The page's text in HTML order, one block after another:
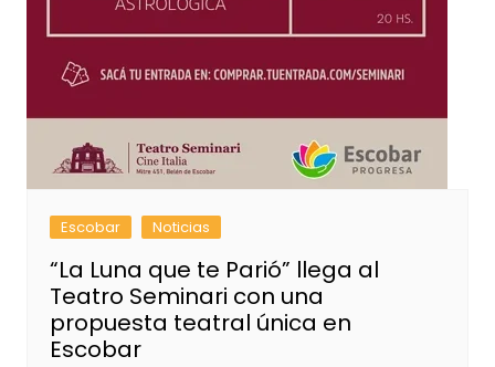
Escobar Noticias
“La Luna que te Parió” llega al
Teatro Seminari con una
propuesta teatral única en
Escobar